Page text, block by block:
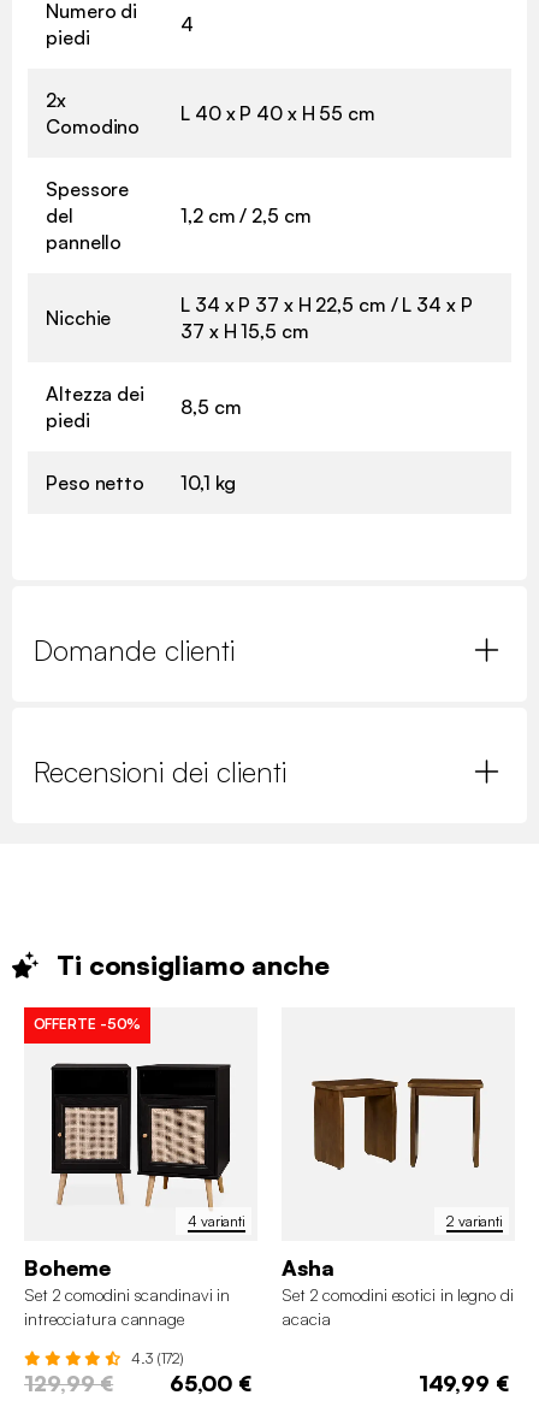
Numero di
piedi
4
2x
Comodino
L 40 x P 40 x H 55 cm
Spessore
del
pannello
1,2 cm / 2,5 cm
Nicchie
L 34 x P 37 x H 22,5 cm / L 34 x P
37 x H 15,5 cm
Altezza dei
piedi
8,5 cm
Peso netto 10,1 kg
Domande clienti
Recensioni dei clienti
Ti consigliamo anche
4 varianti
OFFERTE -50%
Boheme
Set 2 comodini scandinavi in
intrecciatura cannage
4.3 (172)
129,99 € 65,00 €
2 varianti
Asha
Set 2 comodini esotici in legno di
acacia
149,99 €